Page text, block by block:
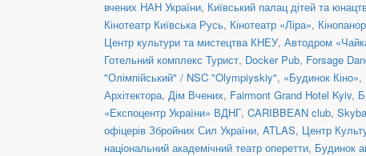
вчених НАН України, Київський палац дітей та
Кінотеатр Київська Русь, Кінотеатр «Ліра»,
Центр культури та мистецтва КНЕУ, Автодром
Готельний комплекс Турист, Docker Pub, Forsage
"Олімпійський" / NSC "Olympiyskiy", «Будинок Кіно»,
Архітектора, Дім Вчених, Fairmont Grand Hotel Kyiv,
«Експоцентр України» ВДНГ, CARIBBEAN club,
офіцерів Збройних Сил України, ATLAS, Центр
національний академічний театр оперетти, Будинок